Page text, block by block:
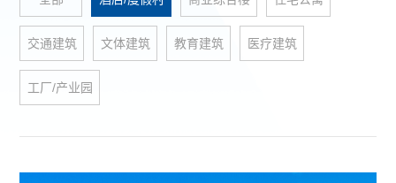
交通建筑 文体建筑 教育建筑 医疗建筑
工厂/产业园